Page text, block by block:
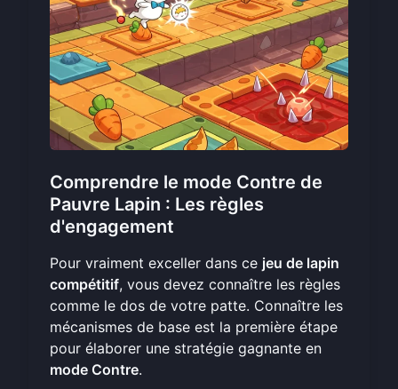
Comprendre le mode Contre de
Pauvre Lapin : Les règles
d'engagement
Pour vraiment exceller dans ce jeu de lapin
compétitif, vous devez connaître les règles
comme le dos de votre patte. Connaître les
mécanismes de base est la première étape
pour élaborer une stratégie gagnante en
mode Contre.